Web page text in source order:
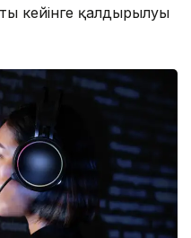
кейінге қалдырылуы